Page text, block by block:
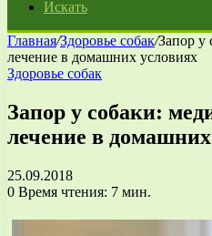
Искать
Главная/Здоровье собак/Запор у
лечение в домашних условиях
Здоровье собак
Запор у собаки:
лечение в
25.09.2018
0 Время чтения: 7 мин.